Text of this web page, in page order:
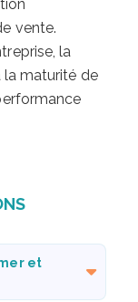
vente.
la
la maturité de
et